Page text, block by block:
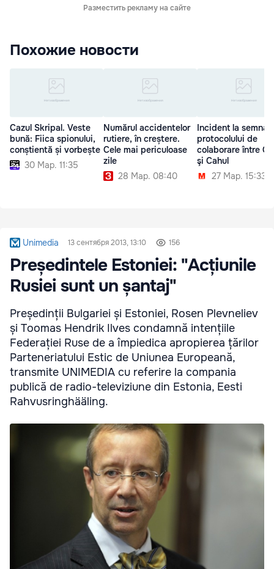
Разместить рекламу на сайте
Похожие новости
Cazul Skripal. Veste
bună: Fiica spionului,
conștientă și vorbește
30 Мар. 11:35
Numărul accidentelor
rutiere, în creștere.
Cele mai periculoase
zile
28 Мар. 08:40
Incident la
protocolului de
colaborare între
şi Cahul
27 Мар. 15:33
Unimedia 13 сентября 2013, 13:10 156
Președintele Estoniei: "Acțiunile
Rusiei sunt un șantaj"
Președinții Bulgariei și Estoniei, Rosen Plevneliev
și Toomas Hendrik Ilves condamnă intențiile
Federației Ruse de a împiedica apropierea țărilor
Parteneriatului Estic de Uniunea Europeană,
transmite UNIMEDIA cu referire la compania
publică de radio-televiziune din Estonia, Eesti
Rahvusringhääling.